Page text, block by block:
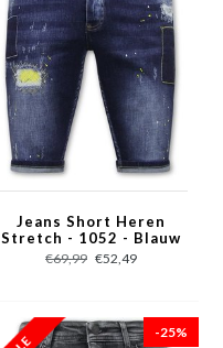
Jeans Short Heren
Stretch - 1052 - Blauw
€69,99 €52,49
-25%